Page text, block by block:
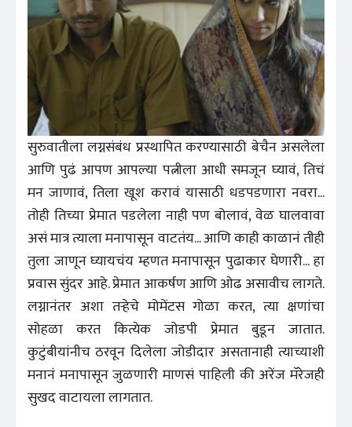
सुरुवातीला लग्नसंबंध प्रस्थापित करण्यासाठी बेचैन असलेला
आणि पुढं आपण आपल्या पत्नीला आधी समजून घ्यावं, तिचं
मन जाणावं, तिला खूश करावं यासाठी धडपडणारा नवरा...
तोही तिच्या प्रेमात पडलेला नाही पण बोलावं, वेळ घालवावा
असं मात्र त्याला मनापासून वाटतंय... आणि काही काळानं तीही
तुला जाणून घ्यायचंय म्हणत मनापासून पुढाकार घेणारी... हा
प्रवास सुंदर आहे. प्रेमात आकर्षण आणि ओढ असावीच लागते.
लग्नानंतर अशा तर्‍हेचे मोमेंटस गोळा करत, त्या क्षणांचा
सोहळा करत कित्येक जोडपी प्रेमात बुडून जातात.
कुटुंबीयांनीच ठरवून दिलेला जोडीदार असतानाही त्याच्याशी
मनानं मनापासून जुळणारी माणसं पाहिली की अरेंज मॅरेजही
सुखद वाटायला लागतात.